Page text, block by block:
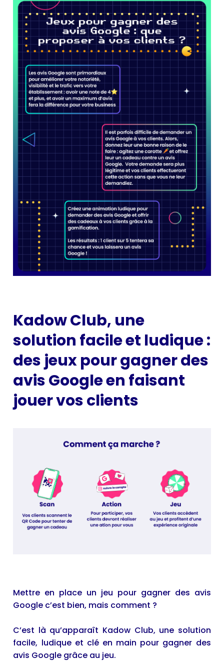
Kadow Club, une
solution facile et ludique :
des jeux pour gagner des
avis Google en faisant
jouer vos clients
Mettre en place un jeu pour gagner des avis
Google c’est bien, mais comment ?
C’est là qu’apparaît Kadow Club, une solution
facile, ludique et clé en main pour gagner des
avis Google grâce au jeu.